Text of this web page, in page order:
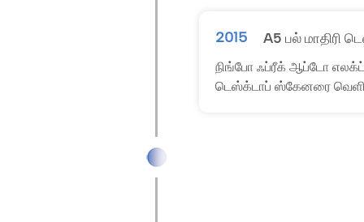
2015 A5 பல் மாதிரி
நிங்போ ஃப்ரீக் ஆப்டோ
டெஸ்க்டாப் ஸ்கேனரை